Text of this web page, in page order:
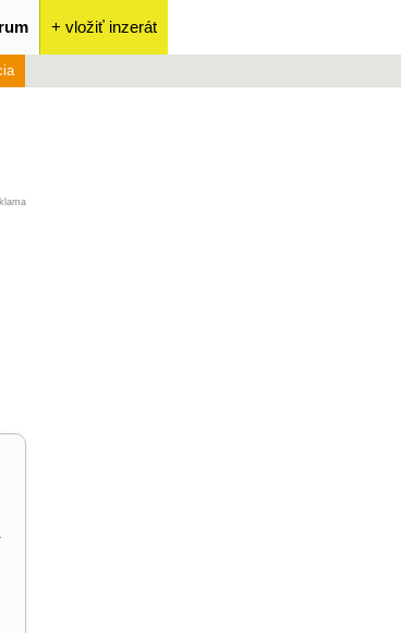
+ vložiť inzerát